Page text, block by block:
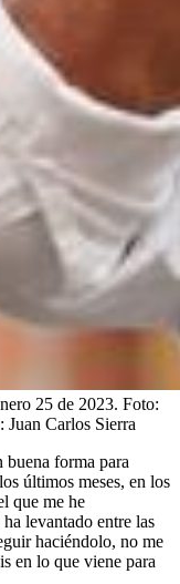
25 de 2023. Foto:
Juan Carlos Sierra
forma para
últimos meses, en los
que me he
levantado entre las
haciéndolo, no me
en lo que viene para